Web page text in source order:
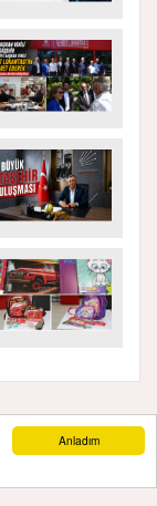
Anladım